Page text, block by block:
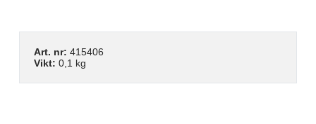
Art. nr: 415406
Vikt: 0,1 kg